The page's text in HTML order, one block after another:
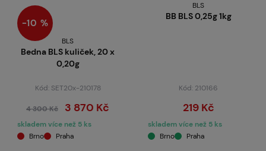
−10 %
BLS
Bedna BLS kuliček, 20 x
0,20g
Kód: SET20x-210178
4 300 Kč 3 870 Kč
skladem více než 5 ks
Brno
Praha
BLS
BB BLS 0,25g 1kg
Kód: 210166
219 Kč
skladem více než 5 ks
Brno
Praha